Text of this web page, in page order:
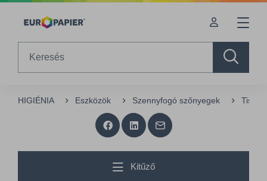
Table Of Content
HIGIÉNIA Eszközök Szennyfogó szőnyegek
Kitűző